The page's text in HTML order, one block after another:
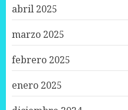
abril 2025
marzo 2025
febrero 2025
enero 2025